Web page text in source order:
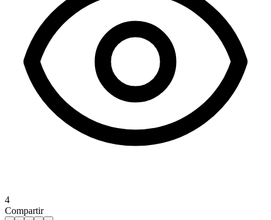
4
Compartir